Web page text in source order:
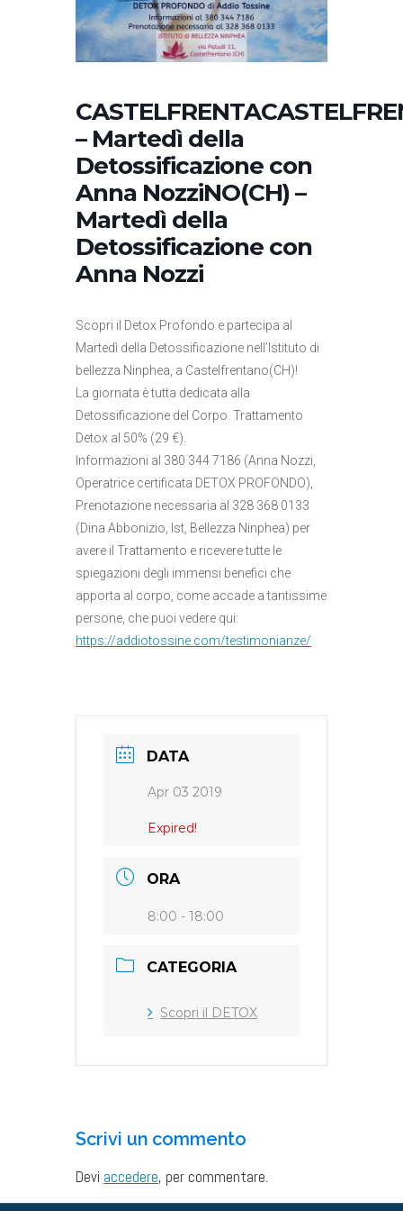
– Martedì della
Detossificazione con
Anna NozziNO(CH) –
Martedì della
Detossificazione con
Anna Nozzi
Scopri il Detox Profondo e partecipa al
Martedì della Detossificazione nell’Istituto di
bellezza Ninphea, a Castelfrentano(CH)!
La giornata è tutta dedicata alla
Detossificazione del Corpo. Trattamento
Detox al 50% (29 €).
Informazioni al 380 344 7186 (Anna Nozzi,
Operatrice certificata DETOX PROFONDO),
Prenotazione necessaria al 328 368 0133
(Dina Abbonizio, Ist, Bellezza Ninphea) per
avere il Trattamento e ricevere tutte le
spiegazioni degli immensi benefici che
apporta al corpo, come accade a tantissime
persone, che puoi vedere qui:
https://addiotossine.com/testimonianze/
DATA
Apr 03 2019
Expired!
ORA
8:00 - 18:00
CATEGORIA
Scopri il DETOX
Scrivi un commento
Devi accedere, per commentare.